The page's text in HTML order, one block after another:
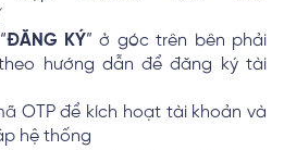
ĐĂNG KÝ” ở góc trên bên phải
hướng dẫn để đăng ký tài
OTP để kích hoạt tài khoản và
hệ thống